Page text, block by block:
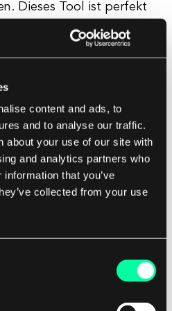
content and ads, to
and to analyse our traffic.
about your use of our site with
and analytics partners who
that you’ve
collected from your use
Dieses Tool ist perfekt
die ihre
standardisieren und
Provider sind
ermöglichen, mit
Diensten und
Terraform Providers
auf AWS, Azure,
Tool ist unerlässlich
die mit
arbeiten und eine